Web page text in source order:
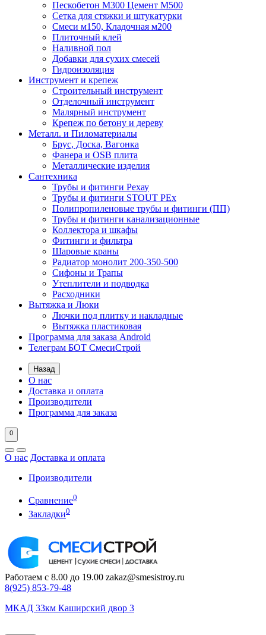
Пескобетон М300 Цемент М500
Сетка для стяжки и штукатурки
Смеси м150, Кладочная м200
Плиточный клей
Наливной пол
Добавки для сухих смесей
Гидроизоляция
Инструмент и крепеж
Строительный инструмент
Отделочный инструмент
Малярный инструмент
Крепеж по бетону и дереву
Металл. и Пиломатериалы
Брус, Доска, Вагонка
Фанера и OSB плита
Металлические изделия
Сантехника
Трубы и фитинги Рехау
Трубы и фитинги STOUT PEx
Полипропиленовые трубы и фитинги (ПП)
Трубы и фитинги канализационные
Коллектора и шкафы
Фитинги и фильтра
Шаровые краны
Радиатор монолит 200-350-500
Сифоны и Трапы
Утеплители и подводка
Расходники
Вытяжка и Люки
Лючки под плитку и накладные
Вытяжка пластиковая
Программа для заказа Android
Телеграм БОТ СмесиСтрой
Назад
О нас
Доставка и оплата
Производители
Программа для заказа
0
О нас Доставка и оплата
Производители
Сравнение0
Закладки0
Работаем с 8.00 до 19.00 zakaz@smesistroy.ru
8(925) 853-79-48
МКАД 33км Каширский двор 3